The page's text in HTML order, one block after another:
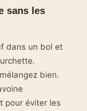
sans les
dans un bol et
bien.
pour éviter les